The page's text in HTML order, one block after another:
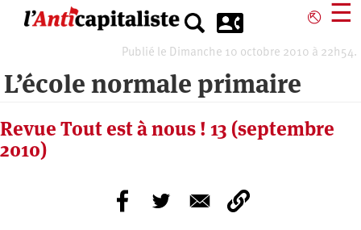
⎋ ☰
Publié le Dimanche 10 octobre 2010 à 22h54.
L’école normale primaire
Revue Tout est à nous ! 13 (septembre
2010)